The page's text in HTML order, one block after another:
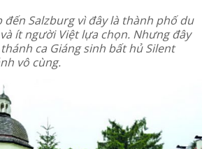
đến Salzburg vì đây là thành phố du
ít người Việt lựa chọn. Nhưng đây
ca Giáng sinh bất hủ Silent
vô cùng.